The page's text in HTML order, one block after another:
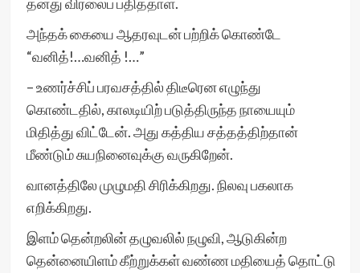
அந்தக் கையை ஆதரவுடன் பற்றிக் கொண்டே
“வனித்!…வனித் !…”
– உணர்ச்சிப் பரவசத்தில் திடீரென எழுந்து
கொண்டதில், காலடியிற் படுத்திருந்த நாயையும்
மிதித்து விட்டேன். அது கத்திய சத்தத்திற்தான்
மீண்டும் சுயநினைவுக்கு வருகிறேன்.
வானத்திலே முழுமதி சிரிக்கிறது. நிலவு பகலாக
எறிக்கிறது.
இளம் தென்றலின் தழுவலில் நழுவி, ஆடுகின்ற
தென்னையிளம் கீற்றுக்கள் வண்ண மதியைத் தொட்டு